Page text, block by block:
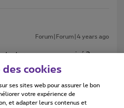
Forum|Forum|4 years ago
par message privé ?
cookies
ses sites web pour assurer le bon
votre expérience de
et adapter leurs contenus et